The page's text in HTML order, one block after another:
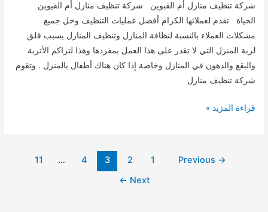
شركة تنظيف منازل أم القبوين شركة تنظيف منازل أم القيوين
الحياة تقدم لعملائها الكرام أفضل عمليات التنظيف وحل جميع
مشكلات العملاء بالنسبة لنظافة المنازل وتنظيف المنازل يسبب قلق
لربة المنزل التي لا تقدر على هذا العمل بمفردها وهذا لتراكم الأتربة
والبقع والدهون في المنازل وخاصة إذا كان هناك أطفال بالمنزل . وتقوم
شركة تنظيف منازل
شركة
قراءة المزيد »
→
1
2
3
4
…
11
Next
←